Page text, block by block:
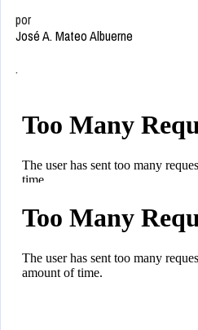
por
José A. Mateo Albuerne
.